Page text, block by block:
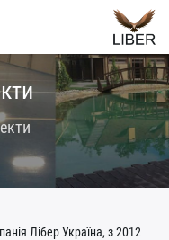
Лібер Україна, з 2012